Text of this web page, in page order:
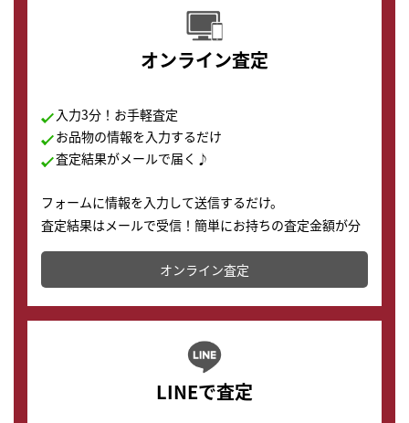
オンライン査定
入力3分！お手軽査定
お品物の情報を入力するだけ
査定結果がメールで届く♪
フォームに情報を入力して送信するだけ。
査定結果はメールで受信！簡単にお持ちの査定金額が分
かります。
オンライン査定
LINEで査定